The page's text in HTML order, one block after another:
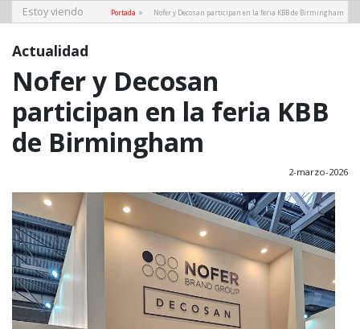
Estoy viendo Portada » Nofer y Decosan participan en la feria KBB de Birmingham
Actualidad
Nofer y Decosan
participan en la feria KBB
de Birmingham
2-marzo-2026